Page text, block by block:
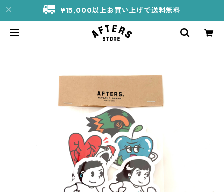
¥15,000以上お買い上げで送料無料